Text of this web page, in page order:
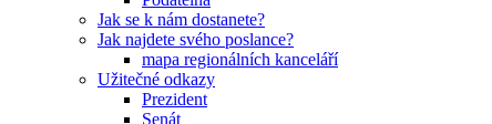
Jak se k nám dostanete?
Jak najdete svého poslance?
mapa regionálních kanceláří
Užitečné odkazy
Prezident
Senát